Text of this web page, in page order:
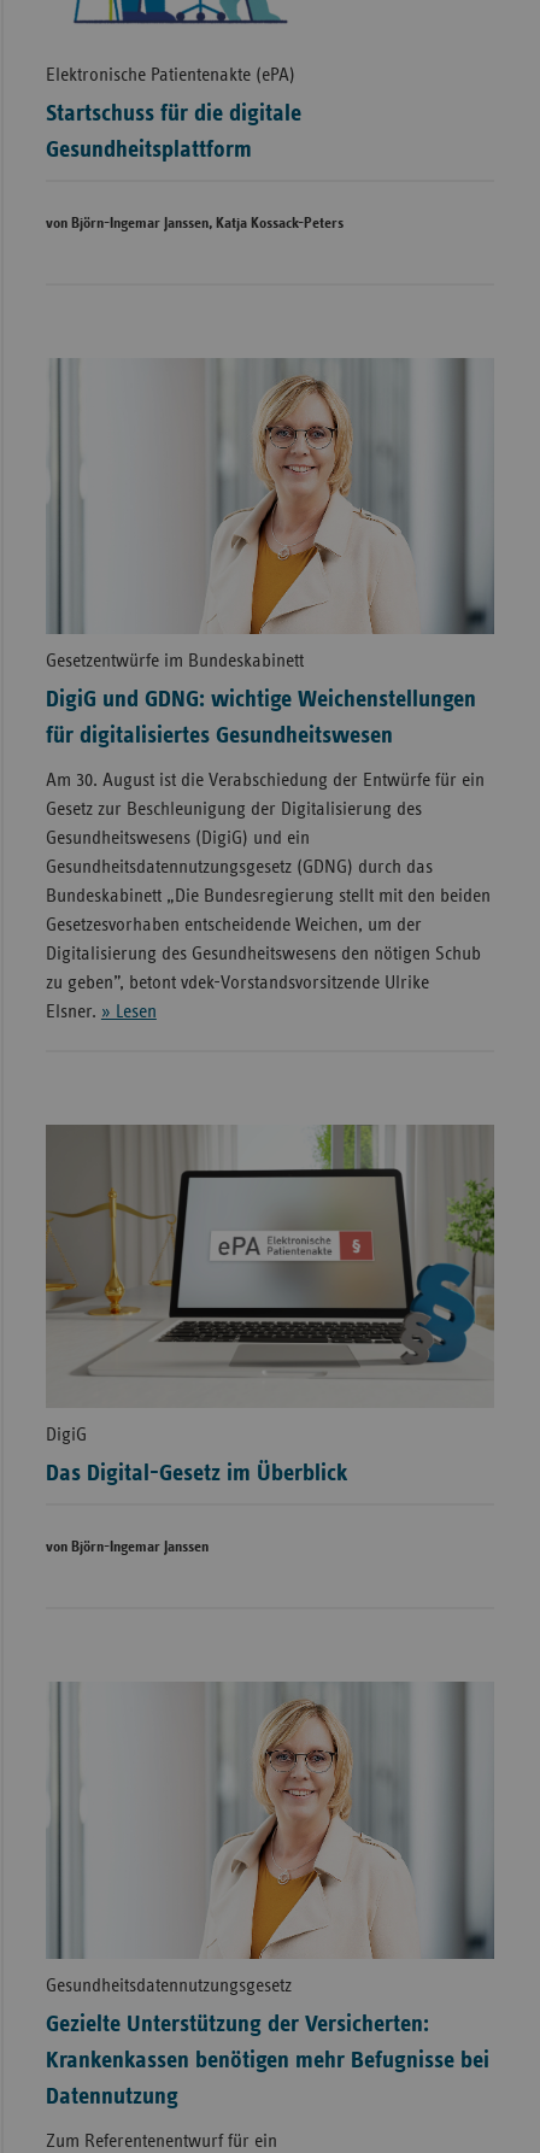
Elektronische Patientenakte (ePA)
Startschuss für die digitale
Gesundheitsplattform
von Björn-Ingemar Janssen, Katja Kossack-Peters
Gesetzentwürfe im Bundeskabinett
DigiG und GDNG: wichtige Weichenstellungen
für digitalisiertes Gesundheitswesen
Am 30. August ist die Verabschiedung der Entwürfe für ein
Gesetz zur Beschleunigung der Digitalisierung des
Gesundheitswesens (DigiG) und ein
Gesundheitsdatennutzungsgesetz (GDNG) durch das
Bundeskabinett „Die Bundesregierung stellt mit den beiden
Gesetzesvorhaben entscheidende Weichen, um der
Digitalisierung des Gesundheitswesens den nötigen Schub
zu geben”, betont vdek-Vorstandsvorsitzende Ulrike
Elsner. » Lesen
DigiG
Das Digital-Gesetz im Überblick
von Björn-Ingemar Janssen
Gesundheitsdatennutzungsgesetz
Gezielte Unterstützung der Versicherten:
Krankenkassen benötigen mehr Befugnisse bei
Datennutzung
Zum Referentenentwurf für ein